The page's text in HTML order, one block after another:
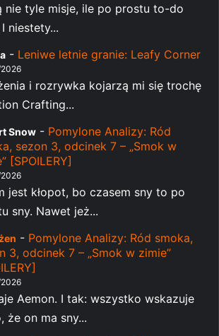
nie tyle misje, ile po prostu to-do
niestety...
- Leniwe letnie granie: Leafy Corner
i rozrywka kojarzą mi się trochę
Crafting...
Snow - Pomylone Analizy: Ród
sezon 3, odcinek 7 – „Smok w
[SPOILERY]
jest kłopot, bo czasem sny to po
sny. Nawet jeż...
- Pomylone Analizy: Ród smoka,
3, odcinek 7 – „Smok w zimie”
Aemon. I tak: wszystko wskazuje
że on ma sny...